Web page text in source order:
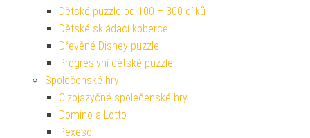
Dětské puzzle od 100 – 300 dílků
Dětské skládací koberce
Dřevěné Disney puzzle
Progresivní dětské puzzle
Společenské hry
Cizojazyčné společenské hry
Domino a Lotto
Pexeso